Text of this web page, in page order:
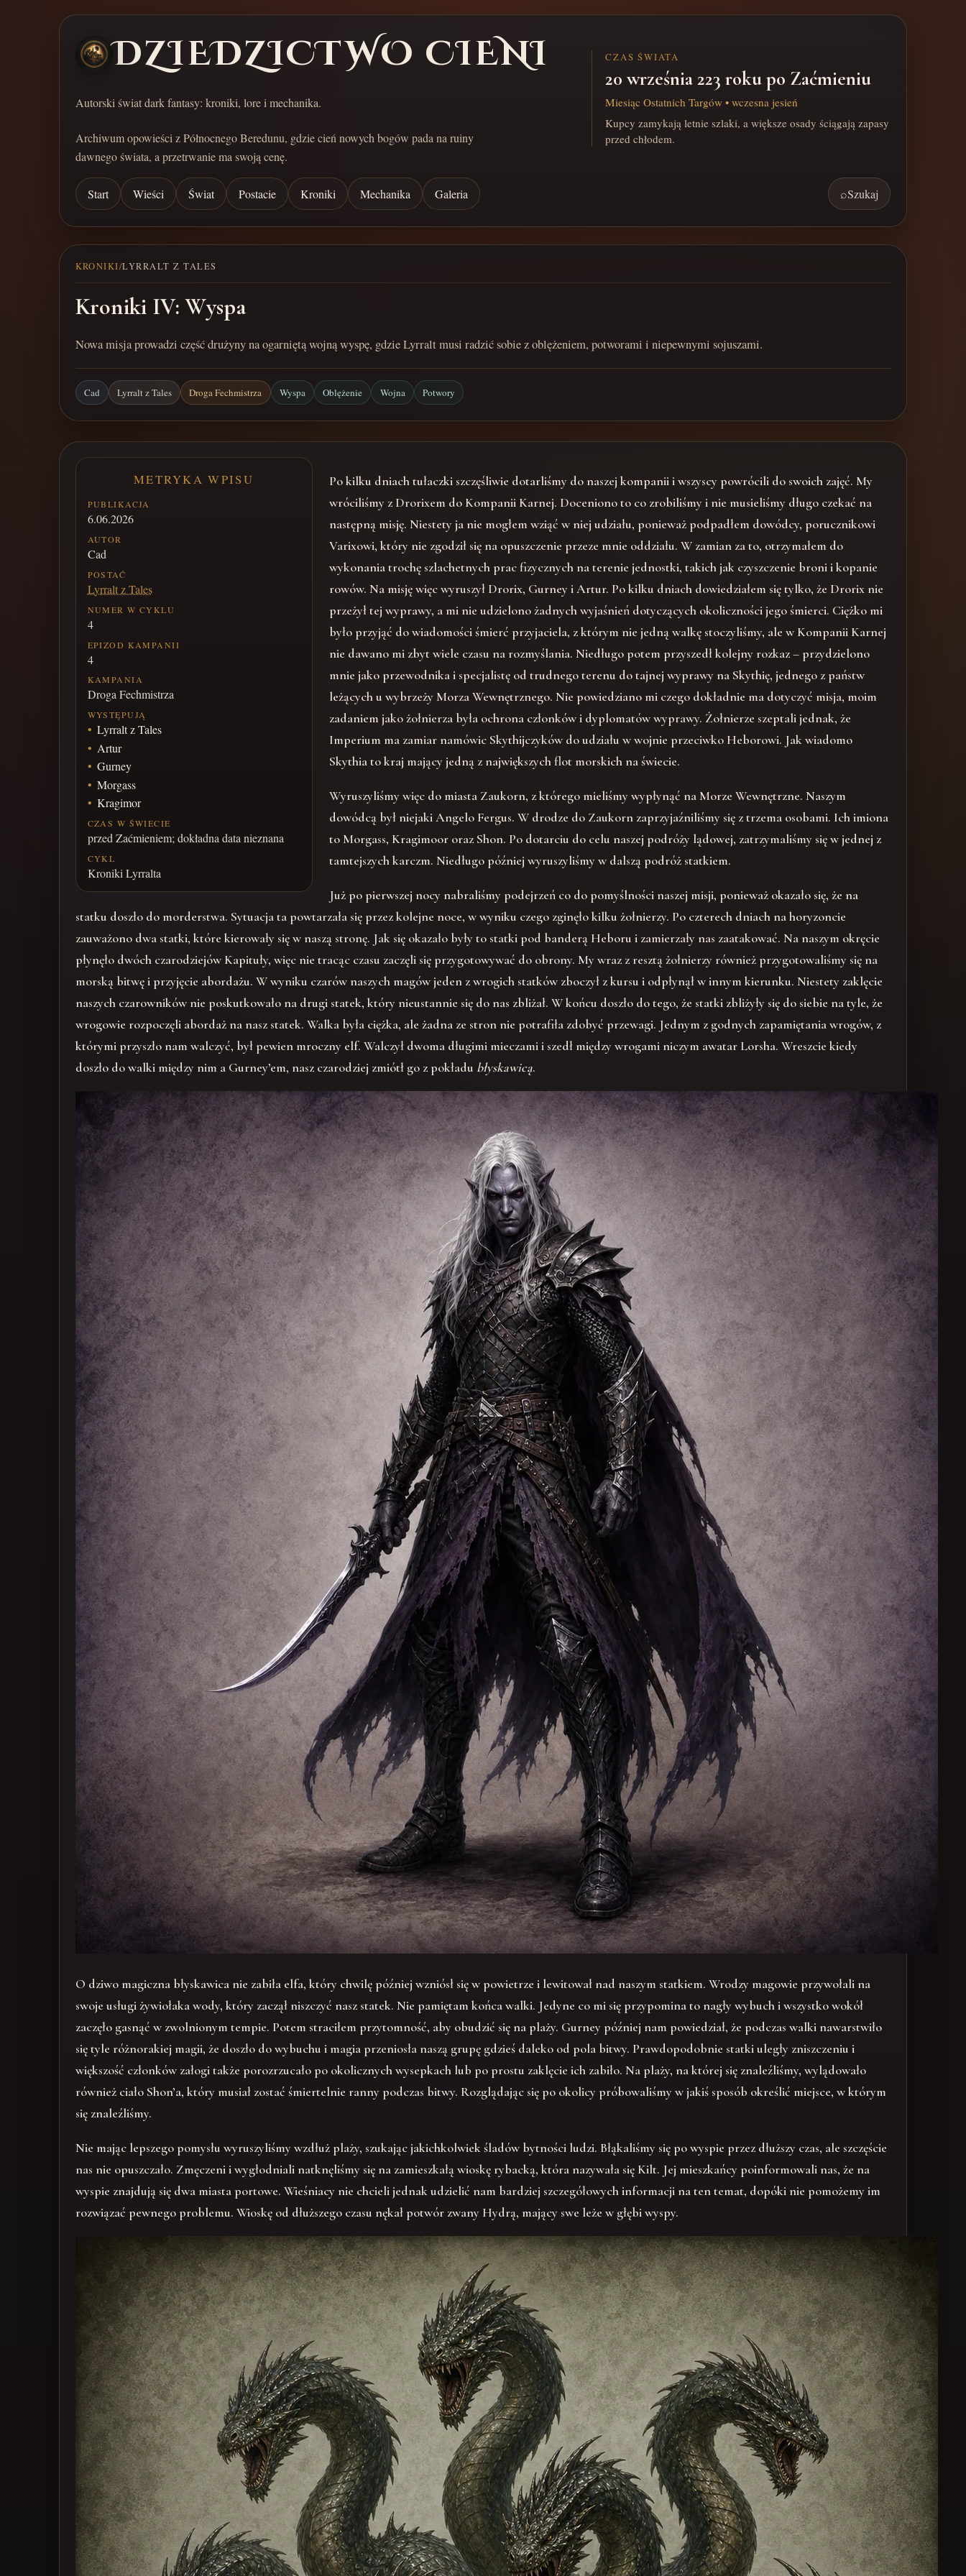
DZIEDZICTWO CIENI
Autorski świat dark fantasy: kroniki, lore i mechanika.
Archiwum opowieści z Północnego Beredunu, gdzie cień nowych bogów pada na ruiny
dawnego świata, a przetrwanie ma swoją cenę.
CZAS ŚWIATA
20 września 223 roku po Zaćmieniu
Miesiąc Ostatnich Targów • wczesna jesień
Kupcy zamykają letnie szlaki, a większe osady ściągają zapasy
przed chłodem.
Start Wieści Świat Postacie Kroniki Mechanika Galeria ⌕Szukaj
KRONIKI/LYRRALT Z TALES
Kroniki IV: Wyspa
Nowa misja prowadzi część drużyny na ogarniętą wojną wyspę, gdzie Lyrralt musi radzić sobie z oblężeniem, potworami i niepewnymi sojuszami.
Cad Lyrralt z Tales Droga Fechmistrza Wyspa Oblężenie Wojna Potwory
METRYKA WPISU
PUBLIKACJA
6.06.2026
AUTOR
Cad
POSTAĆ
Lyrralt z Tales
NUMER W CYKLU
4
EPIZOD KAMPANII
4
KAMPANIA
Droga Fechmistrza
WYSTĘPUJĄ
Lyrralt z Tales
Artur
Gurney
Morgass
Kragimor
CZAS W ŚWIECIE
przed Zaćmieniem; dokładna data nieznana
CYKL
Kroniki Lyrralta
Po kilku dniach tułaczki szczęśliwie dotarliśmy do naszej kompanii i wszyscy powrócili do swoich zajęć. My
wróciliśmy z Drorixem do Kompanii Karnej. Doceniono to co zrobiliśmy i nie musieliśmy długo czekać na
następną misję. Niestety ja nie mogłem wziąć w niej udziału, ponieważ podpadłem dowódcy, porucznikowi
Varixowi, który nie zgodził się na opuszczenie przeze mnie oddziału. W zamian za to, otrzymałem do
wykonania trochę szlachetnych prac fizycznych na terenie jednostki, takich jak czyszczenie broni i kopanie
rowów. Na misję więc wyruszył Drorix, Gurney i Artur. Po kilku dniach dowiedziałem się tylko, że Drorix nie
przeżył tej wyprawy, a mi nie udzielono żadnych wyjaśnień dotyczących okoliczności jego śmierci. Ciężko mi
było przyjąć do wiadomości śmierć przyjaciela, z którym nie jedną walkę stoczyliśmy, ale w Kompanii Karnej
nie dawano mi zbyt wiele czasu na rozmyślania. Niedługo potem przyszedł kolejny rozkaz – przydzielono
mnie jako przewodnika i specjalistę od trudnego terenu do tajnej wyprawy na Skythię, jednego z państw
leżących u wybrzeży Morza Wewnętrznego. Nie powiedziano mi czego dokładnie ma dotyczyć misja, moim
zadaniem jako żołnierza była ochrona członków i dyplomatów wyprawy. Żołnierze szeptali jednak, że
Imperium ma zamiar namówic Skythijczyków do udziału w wojnie przeciwko Heborowi. Jak wiadomo
Skythia to kraj mający jedną z największych flot morskich na świecie.
Wyruszyliśmy więc do miasta Zaukorn, z którego mieliśmy wypłynąć na Morze Wewnętrzne. Naszym
dowódcą był niejaki Angelo Fergus. W drodze do Zaukorn zaprzyjaźniliśmy się z trzema osobami. Ich imiona
to Morgass, Kragimoor oraz Shon. Po dotarciu do celu naszej podróży lądowej, zatrzymaliśmy się w jednej z
tamtejszych karczm. Niedługo później wyruszyliśmy w dalszą podróż statkiem.
Już po pierwszej nocy nabraliśmy podejrzeń co do pomyślności naszej misji, ponieważ okazało się, że na
statku doszło do morderstwa. Sytuacja ta powtarzała się przez kolejne noce, w wyniku czego zginęło kilku żołnierzy. Po czterech dniach na horyzoncie
zauważono dwa statki, które kierowały się w naszą stronę. Jak się okazało były to statki pod banderą Heboru i zamierzały nas zaatakować. Na naszym okręcie
płynęło dwóch czarodziejów Kapituły, więc nie tracąc czasu zaczęli się przygotowywać do obrony. My wraz z resztą żołnierzy również przygotowaliśmy się na
morską bitwę i przyjęcie abordażu. W wyniku czarów naszych magów jeden z wrogich statków zboczył z kursu i odpłynął w innym kierunku. Niestety zaklęcie
naszych czarowników nie poskutkowało na drugi statek, który nieustannie się do nas zbliżał. W końcu doszło do tego, że statki zbliżyły się do siebie na tyle, że
wrogowie rozpoczęli abordaż na nasz statek. Walka była ciężka, ale żadna ze stron nie potrafiła zdobyć przewagi. Jednym z godnych zapamiętania wrogów, z
którymi przyszło nam walczyć, był pewien mroczny elf. Walczył dwoma długimi mieczami i szedł między wrogami niczym awatar Lorsha. Wreszcie kiedy
doszło do walki między nim a Gurney’em, nasz czarodziej zmiótł go z pokładu błyskawicą.
O dziwo magiczna błyskawica nie zabiła elfa, który chwilę później wzniósł się w powietrze i lewitował nad naszym statkiem. Wrodzy magowie przywołali na
swoje usługi żywiołaka wody, który zaczął niszczyć nasz statek. Nie pamiętam końca walki. Jedyne co mi się przypomina to nagły wybuch i wszystko wokół
zaczęło gasnąć w zwolnionym tempie. Potem straciłem przytomność, aby obudzić się na plaży. Gurney później nam powiedział, że podczas walki nawarstwiło
się tyle różnorakiej magii, że doszło do wybuchu i magia przeniosła naszą grupę gdzieś daleko od pola bitwy. Prawdopodobnie statki uległy zniszczeniu i
większość członków załogi także porozrzucało po okolicznych wysepkach lub po prostu zaklęcie ich zabiło. Na plaży, na której się znaleźliśmy, wylądowało
również ciało Shon’a, który musiał zostać śmiertelnie ranny podczas bitwy. Rozglądając się po okolicy próbowaliśmy w jakiś sposób określić miejsce, w którym
się znaleźliśmy.
Nie mając lepszego pomysłu wyruszyliśmy wzdłuż plaży, szukając jakichkolwiek śladów bytności ludzi. Błąkaliśmy się po wyspie przez dłuższy czas, ale szczęście
nas nie opuszczało. Zmęczeni i wygłodniali natknęliśmy się na zamieszkałą wioskę rybacką, która nazywała się Kilt. Jej mieszkańcy poinformowali nas, że na
wyspie znajdują się dwa miasta portowe. Wieśniacy nie chcieli jednak udzielić nam bardziej szczegółowych informacji na ten temat, dopóki nie pomożemy im
rozwiązać pewnego problemu. Wioskę od dłuższego czasu nękał potwór zwany Hydrą, mający swe leże w głębi wyspy.